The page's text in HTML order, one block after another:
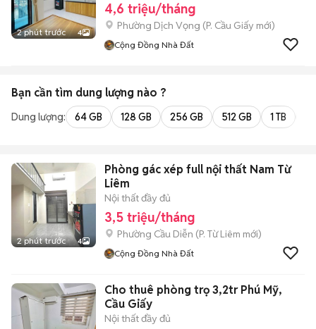
2 phút trước 4
4,6 triệu/tháng
Phường Dịch Vọng (P. Cầu Giấy mới)
Cộng Đồng Nhà Đất
Bạn cần tìm dung lượng nào ?
Dung lượng: 64 GB 128 GB 256 GB 512 GB 1 TB
2 phút trước 4
Phòng gác xép full nội thất Nam Từ
Liêm
Nội thất đầy đủ
3,5 triệu/tháng
Phường Cầu Diễn (P. Từ Liêm mới)
Cộng Đồng Nhà Đất
Cho thuê phòng trọ 3,2tr Phú Mỹ,
Cầu Giấy
Nội thất đầy đủ